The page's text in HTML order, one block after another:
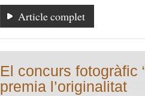
Article complet
El concurs fotogràfic
premia l’originalitat